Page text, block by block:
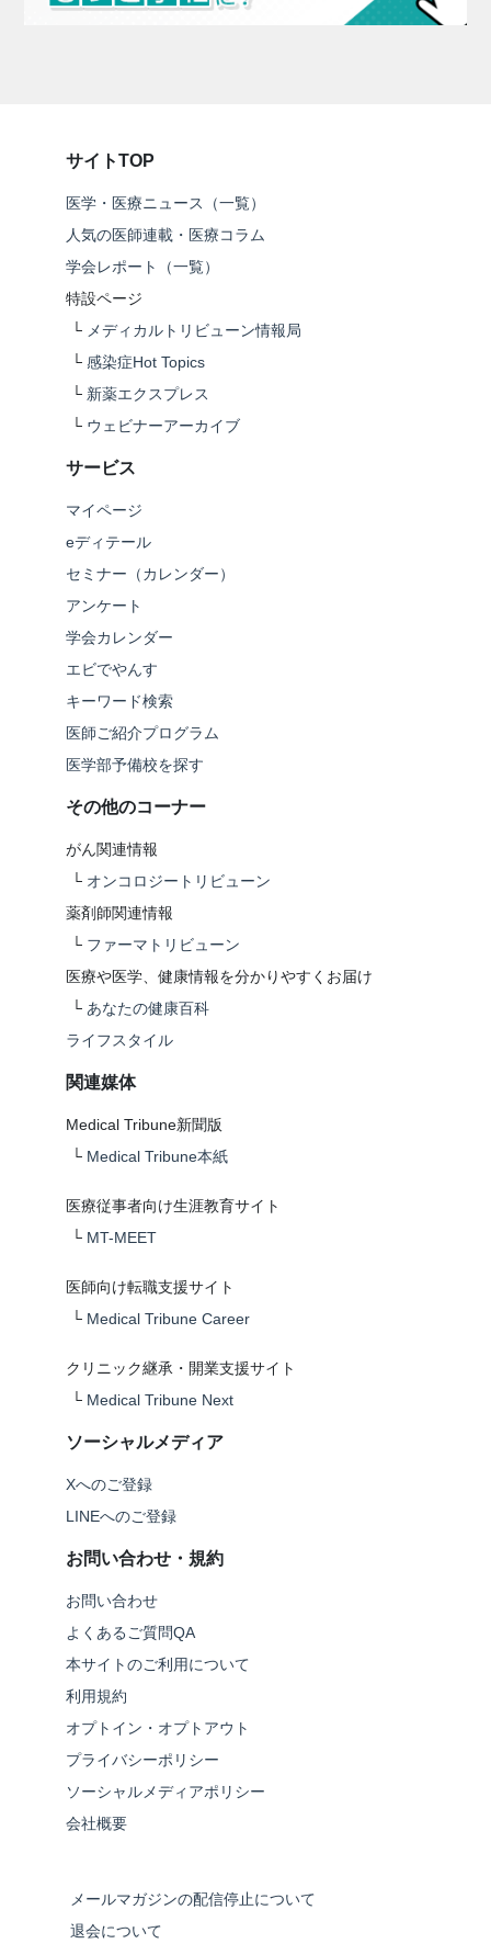
サイトTOP
医学・医療ニュース（一覧）
人気の医師連載・医療コラム
学会レポート（一覧）
特設ページ
└ メディカルトリビューン情報局
└ 感染症Hot Topics
└ 新薬エクスプレス
└ ウェビナーアーカイブ
サービス
マイページ
eディテール
セミナー（カレンダー）
アンケート
学会カレンダー
エビでやんす
キーワード検索
医師ご紹介プログラム
医学部予備校を探す
その他のコーナー
がん関連情報
└ オンコロジートリビューン
薬剤師関連情報
└ ファーマトリビューン
医療や医学、健康情報を分かりやすくお届け
└ あなたの健康百科
ライフスタイル
関連媒体
Medical Tribune新聞版
└ Medical Tribune本紙
医療従事者向け生涯教育サイト
└ MT-MEET
医師向け転職支援サイト
└ Medical Tribune Career
クリニック継承・開業支援サイト
└ Medical Tribune Next
ソーシャルメディア
Xへのご登録
LINEへのご登録
お問い合わせ・規約
お問い合わせ
よくあるご質問QA
本サイトのご利用について
利用規約
オプトイン・オプトアウト
プライバシーポリシー
ソーシャルメディアポリシー
会社概要
メールマガジンの配信停止について
退会について